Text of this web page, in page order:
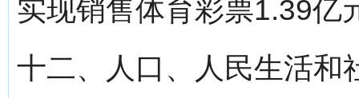
实现销售体育彩票1.39亿
十二、人口、人民生活和